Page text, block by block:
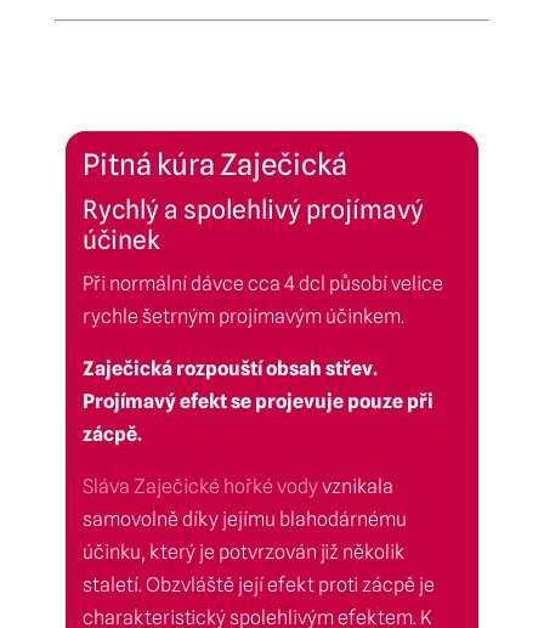
Pitná kúra Zaječická
Rychlý a spolehlivý projímavý
účinek
Při normální dávce cca 4 dcl působí velice
rychle šetrným projímavým účinkem.
Zaječická rozpouští obsah střev.
Projímavý efekt se projevuje pouze při
zácpě.
Sláva Zaječické hořké vodyvznikala
samovolně díky jejímu blahodárnému
účinku, který je potvrzován již několik
staletí. Obzvláště její efekt proti zácpě je
charakteristický spolehlivým efektem. K